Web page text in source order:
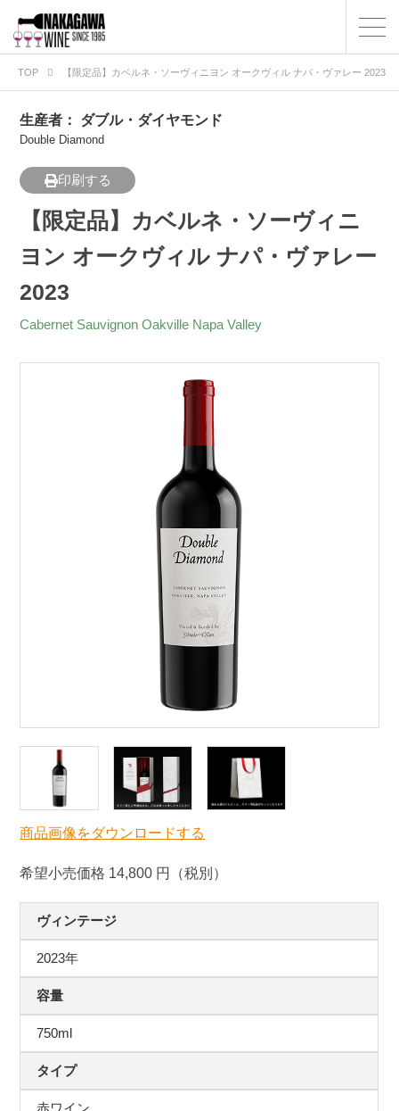
TOP 【限定品】カベルネ・ソーヴィニヨン オークヴィル ナパ・ヴァレー 2023
生産者： ダブル・ダイヤモンド
Double Diamond
印刷する
【限定品】カベルネ・ソーヴィニ
ヨン オークヴィル ナパ・ヴァレー
2023
Cabernet Sauvignon Oakville Napa Valley
商品画像をダウンロードする
希望小売価格 14,800 円（税別）
ヴィンテージ
2023年
容量
750ml
タイプ
赤ワイン